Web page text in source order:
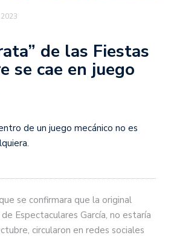
de las Fiestas
se cae en juego
de un juego mecánico no es
se confirmara que la original
Espectaculares García, no estaría
circularon en redes sociales